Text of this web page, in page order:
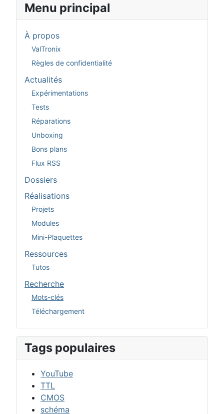
Menu principal
À propos
ValTronix
Règles de confidentialité
Actualités
Expérimentations
Tests
Réparations
Unboxing
Bons plans
Flux RSS
Dossiers
Réalisations
Projets
Modules
Mini-Plaquettes
Ressources
Tutos
Recherche
Mots-clés
Téléchargement
Tags populaires
YouTube
TTL
CMOS
schéma